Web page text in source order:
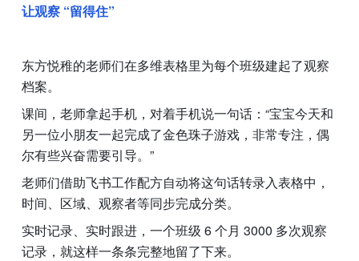
让观察 “留得住”
东方悦稚的老师们在多维表格里为每个班级建起了观察
档案。
课间，老师拿起手机，对着手机说一句话：“宝宝今天和
另一位小朋友一起完成了金色珠子游戏，非常专注，偶
尔有些兴奋需要引导。”
老师们借助飞书工作配方自动将这句话转录入表格中，
时间、区域、观察者等同步完成分类。
实时记录、实时跟进，一个班级 6 个月 3000 多次观察
记录，就这样一条条完整地留了下来。